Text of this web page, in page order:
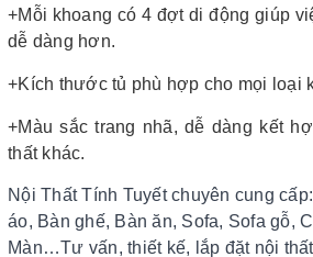
+Mỗi khoang có 4 đợt di động giúp
dễ dàng hơn.
+Kích thước tủ phù hợp cho mọi loại
+Màu sắc trang nhã, dễ dàng kết
thất khác.
Nội Thất Tính Tuyết chuyên cung
áo, Bàn ghế, Bàn ăn, Sofa, Sofa gỗ,
Màn…Tư vấn, thiết kế, lắp đặt nội